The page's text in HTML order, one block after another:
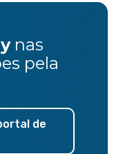
nas
pela
de